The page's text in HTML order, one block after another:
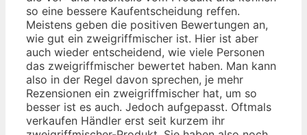
so eine bessere Kaufentscheidung reffen.
Meistens geben die positiven Bewertungen an,
wie gut ein zweigriffmischer ist. Hier ist aber
auch wieder entscheidend, wie viele Personen
das zweigriffmischer bewertet haben. Man kann
also in der Regel davon sprechen, je mehr
Rezensionen ein zweigriffmischer hat, um so
besser ist es auch. Jedoch aufgepasst. Oftmals
verkaufen Händler erst seit kurzem ihr